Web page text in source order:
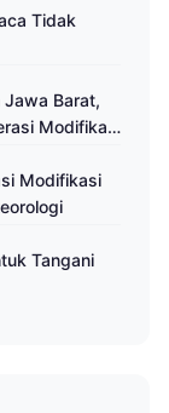
Tidak
Barat,
Modifikasi
Modifikasi
Tangani